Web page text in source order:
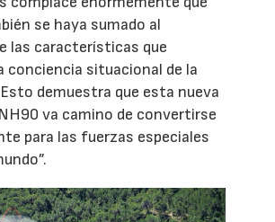
se haya sumado al
las características que
conciencia situacional de la
demuestra que esta nueva
va camino de convertirse
para las fuerzas especiales